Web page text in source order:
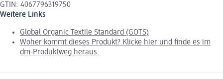
GTIN: 4067796319750
Weitere Links
Global Organic Textile Standard (GOTS)
Woher kommt dieses Produkt? Klicke hier und finde es im
dm-Produktweg heraus.